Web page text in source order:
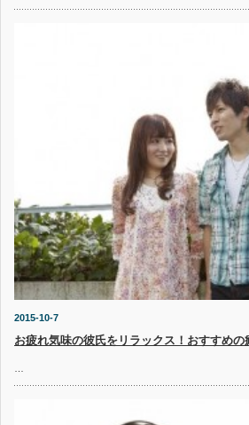
2015-10-7
お疲れ気味の彼氏をリラックス！おすすめ